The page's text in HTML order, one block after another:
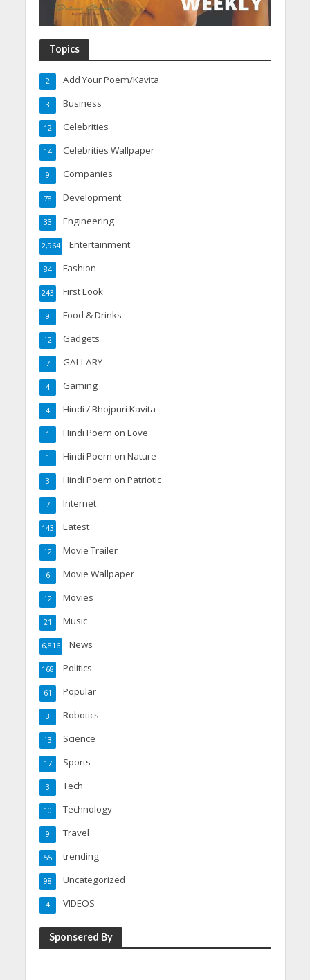
Topics
Add Your Poem/Kavita
2
Business
3
Celebrities
12
Celebrities Wallpaper
14
Companies
9
Development
78
Engineering
33
Entertainment
2,964
Fashion
84
First Look
243
Food & Drinks
9
Gadgets
12
GALLARY
7
Gaming
4
Hindi / Bhojpuri Kavita
4
Hindi Poem on Love
1
Hindi Poem on Nature
1
Hindi Poem on Patriotic
3
Internet
7
Latest
143
Movie Trailer
12
Movie Wallpaper
6
Movies
12
Music
21
News
6,816
Politics
168
Popular
61
Robotics
3
Science
13
Sports
17
Tech
3
Technology
10
Travel
9
trending
55
Uncategorized
98
VIDEOS
4
Sponsered By